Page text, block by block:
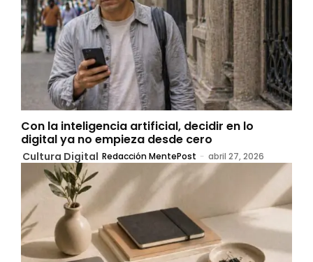
Con la inteligencia artificial, decidir en lo
digital ya no empieza desde cero
Cultura Digital Redacción MentePost - abril 27, 2026